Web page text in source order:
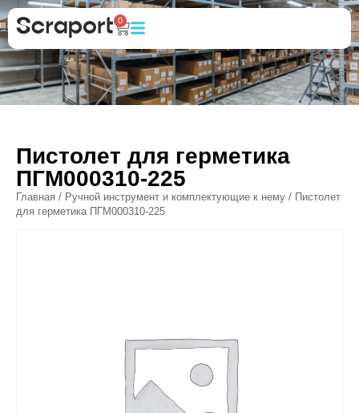
0
Пистолет для герметика
ПГМ000310-225
Главная / Ручной инструмент и комплектующие к нему / Пистолет
для герметика ПГМ000310-225